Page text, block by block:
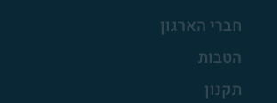
חברי הארגון
הטבות
תקנון